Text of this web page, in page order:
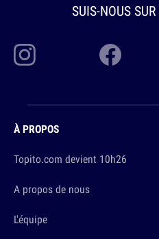
SUIS-NOUS SUR
À PROPOS
Topito.com devient 10h26
A propos de nous
L'équipe